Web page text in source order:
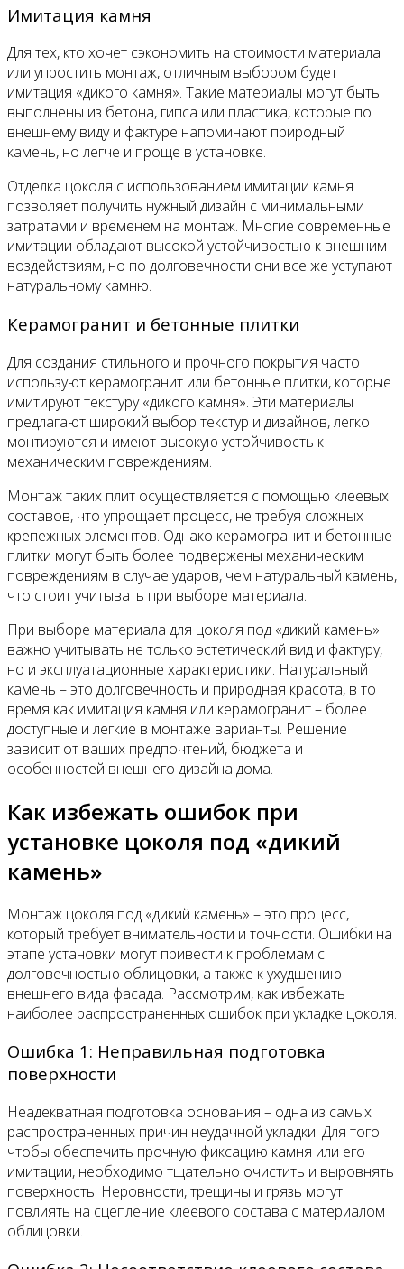
Имитация камня
Для тех, кто хочет сэкономить на стоимости материала
или упростить монтаж, отличным выбором будет
имитация «дикого камня». Такие материалы могут быть
выполнены из бетона, гипса или пластика, которые по
внешнему виду и фактуре напоминают природный
камень, но легче и проще в установке.
Отделка цоколя с использованием имитации камня
позволяет получить нужный дизайн с минимальными
затратами и временем на монтаж. Многие современные
имитации обладают высокой устойчивостью к внешним
воздействиям, но по долговечности они все же уступают
натуральному камню.
Керамогранит и бетонные плитки
Для создания стильного и прочного покрытия часто
используют керамогранит или бетонные плитки, которые
имитируют текстуру «дикого камня». Эти материалы
предлагают широкий выбор текстур и дизайнов, легко
монтируются и имеют высокую устойчивость к
механическим повреждениям.
Монтаж таких плит осуществляется с помощью клеевых
составов, что упрощает процесс, не требуя сложных
крепежных элементов. Однако керамогранит и бетонные
плитки могут быть более подвержены механическим
повреждениям в случае ударов, чем натуральный камень,
что стоит учитывать при выборе материала.
При выборе материала для цоколя под «дикий камень»
важно учитывать не только эстетический вид и фактуру,
но и эксплуатационные характеристики. Натуральный
камень – это долговечность и природная красота, в то
время как имитация камня или керамогранит – более
доступные и легкие в монтаже варианты. Решение
зависит от ваших предпочтений, бюджета и
особенностей внешнего дизайна дома.
Как избежать ошибок при
установке цоколя под «дикий
камень»
Монтаж цоколя под «дикий камень» – это процесс,
который требует внимательности и точности. Ошибки на
этапе установки могут привести к проблемам с
долговечностью облицовки, а также к ухудшению
внешнего вида фасада. Рассмотрим, как избежать
наиболее распространенных ошибок при укладке цоколя.
Ошибка 1: Неправильная подготовка
поверхности
Неадекватная подготовка основания – одна из самых
распространенных причин неудачной укладки. Для того
чтобы обеспечить прочную фиксацию камня или его
имитации, необходимо тщательно очистить и выровнять
поверхность. Неровности, трещины и грязь могут
повлиять на сцепление клеевого состава с материалом
облицовки.